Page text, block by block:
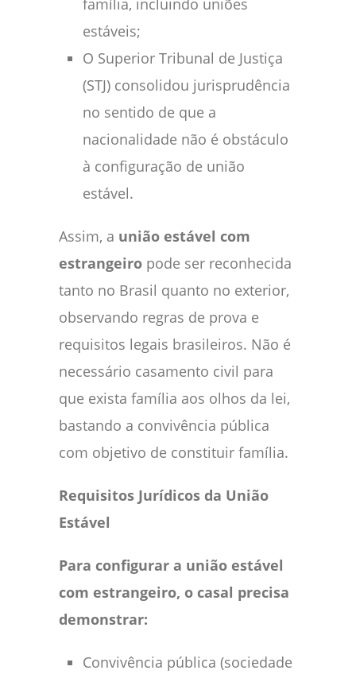
estáveis;
O Superior Tribunal de Justiça
(STJ) consolidou jurisprudência
no sentido de que a
nacionalidade não é obstáculo
à configuração de união
estável.
Assim, a união estável com
estrangeiro pode ser reconhecida
tanto no Brasil quanto no exterior,
observando regras de prova e
requisitos legais brasileiros. Não é
necessário casamento civil para
que exista família aos olhos da lei,
bastando a convivência pública
com objetivo de constituir família.
Requisitos Jurídicos da União
Estável
Para configurar a união estável
com estrangeiro, o casal precisa
demonstrar:
Convivência pública (sociedade